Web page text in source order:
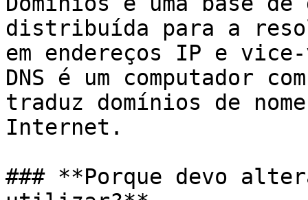
distribuída para a
em endereços IP e
DNS é um computador
traduz domínios de
Internet.
### **Porque devo